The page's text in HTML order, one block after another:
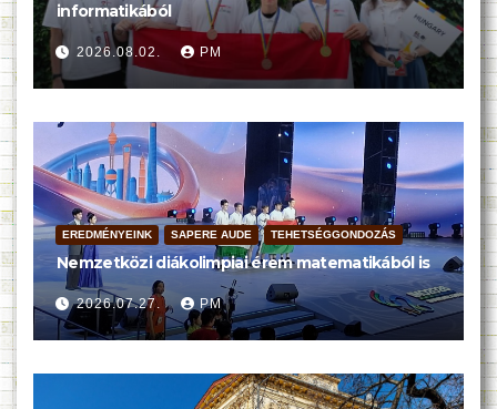
informatikából
2026.08.02. PM
EREDMÉNYEINK SAPERE AUDE TEHETSÉGGONDOZÁS
Nemzetközi diákolimpiai érem matematikából is
2026.07.27. PM